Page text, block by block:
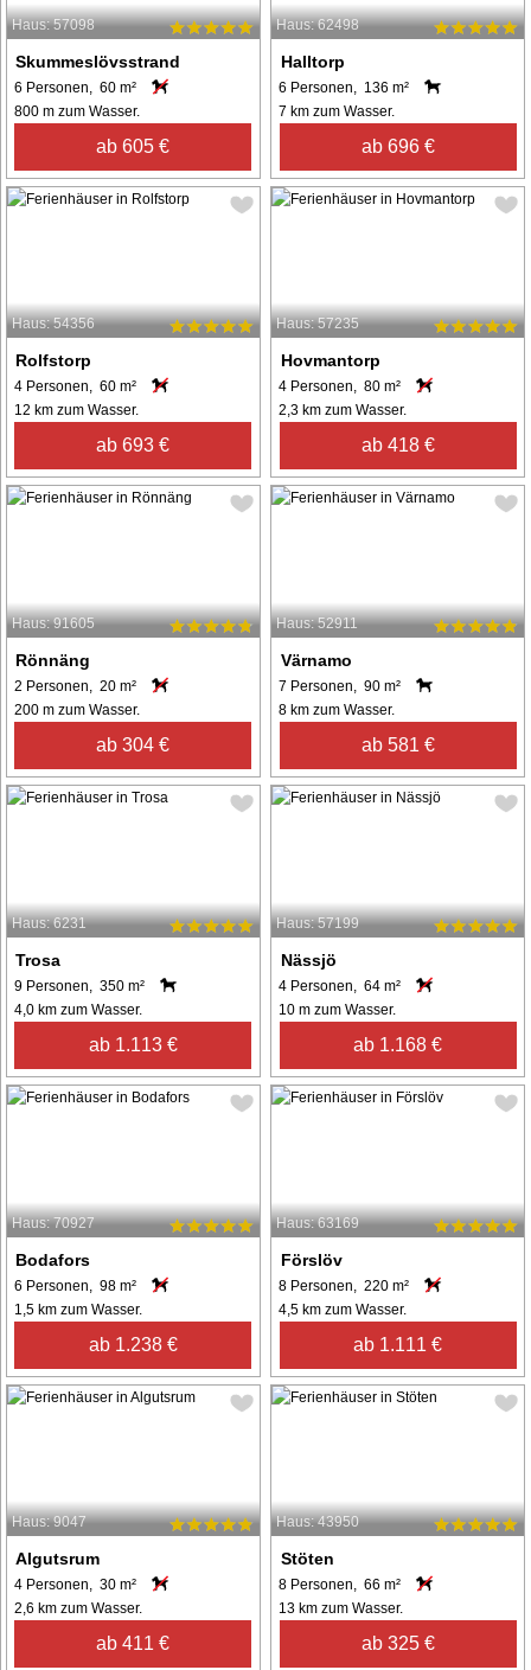
Haus: 57098
Skummeslövsstrand
6 Personen, 60 m²
800 m zum Wasser.
ab 605 €
Haus: 62498
Halltorp
6 Personen, 136 m²
7 km zum Wasser.
ab 696 €
Haus: 54356
Rolfstorp
4 Personen, 60 m²
12 km zum Wasser.
ab 693 €
Haus: 57235
Hovmantorp
4 Personen, 80 m²
2,3 km zum Wasser.
ab 418 €
Haus: 91605
Rönnäng
2 Personen, 20 m²
200 m zum Wasser.
ab 304 €
Haus: 52911
Värnamo
7 Personen, 90 m²
8 km zum Wasser.
ab 581 €
Haus: 6231
Trosa
9 Personen, 350 m²
4,0 km zum Wasser.
ab 1.113 €
Haus: 57199
Nässjö
4 Personen, 64 m²
10 m zum Wasser.
ab 1.168 €
Haus: 70927
Bodafors
6 Personen, 98 m²
1,5 km zum Wasser.
ab 1.238 €
Haus: 63169
Förslöv
8 Personen, 220 m²
4,5 km zum Wasser.
ab 1.111 €
Haus: 9047
Algutsrum
4 Personen, 30 m²
2,6 km zum Wasser.
ab 411 €
Haus: 43950
Stöten
8 Personen, 66 m²
13 km zum Wasser.
ab 325 €